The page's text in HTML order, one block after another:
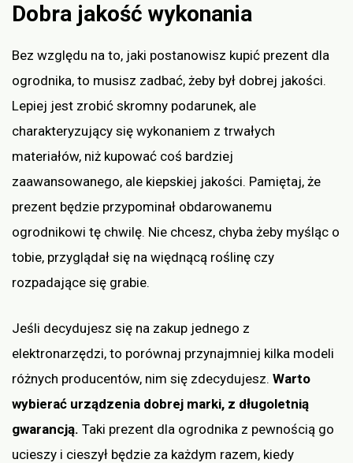
Dobra jakość wykonania
Bez względu na to, jaki postanowisz kupić prezent dla
ogrodnika, to musisz zadbać, żeby był dobrej jakości.
Lepiej jest zrobić skromny podarunek, ale
charakteryzujący się wykonaniem z trwałych
materiałów, niż kupować coś bardziej
zaawansowanego, ale kiepskiej jakości. Pamiętaj, że
prezent będzie przypominał obdarowanemu
ogrodnikowi tę chwilę. Nie chcesz, chyba żeby myśląc o
tobie, przyglądał się na więdnącą roślinę czy
rozpadające się grabie.
Jeśli decydujesz się na zakup jednego z
elektronarzędzi, to porównaj przynajmniej kilka modeli
różnych producentów, nim się zdecydujesz. Warto
wybierać urządzenia dobrej marki, z długoletnią
gwarancją. Taki prezent dla ogrodnika z pewnością go
ucieszy i cieszył będzie za każdym razem, kiedy